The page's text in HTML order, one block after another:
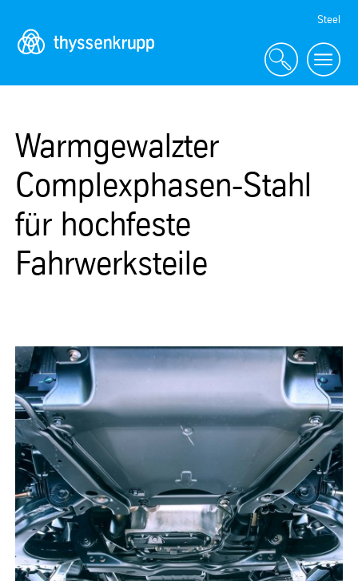
Navigation
Steel
Warmgewalzter
Complexphasen-Stahl
für hochfeste
Fahrwerksteile